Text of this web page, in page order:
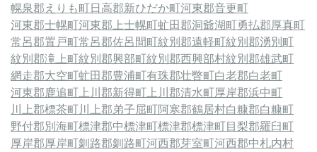
幌泉郡えりも町日高郡新ひだか町河東郡音更町
河東郡士幌町河東郡上士幌町虻田郡洞爺湖町勇払郡厚真町
常呂郡置戸町常呂郡佐呂間町紋別郡遠軽町紋別郡湧別町
紋別郡滝上町紋別郡興部町紋別郡西興部村紋別郡雄武町
網走郡大空町虻田郡豊浦町有珠郡壮瞥町白老郡白老町
河東郡鹿追町上川郡新得町上川郡清水町厚岸郡浜中町
川上郡標茶町川上郡弟子屈町阿寒郡鶴居村白糠郡白糠町
野付郡別海町標津郡中標津町標津郡標津町目梨郡羅臼町
厚岸郡厚岸町釧路郡釧路町河西郡芽室町河西郡中札内村